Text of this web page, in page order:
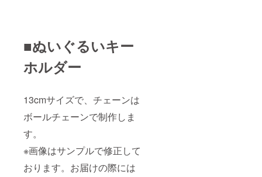
■ぬいぐるいキー
ホルダー
13cmサイズで、チェーンは
ボールチェーンで制作しま
す。
※画像はサンプルで修正して
おります。お届けの際には